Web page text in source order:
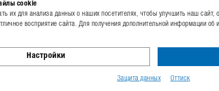
cookie
их для анализа данных о наших посетителях, чтобы улучшить наш сайт,
восприятие сайта. Для получения дополнительной информации
Настройки
Защита данных Оттиск